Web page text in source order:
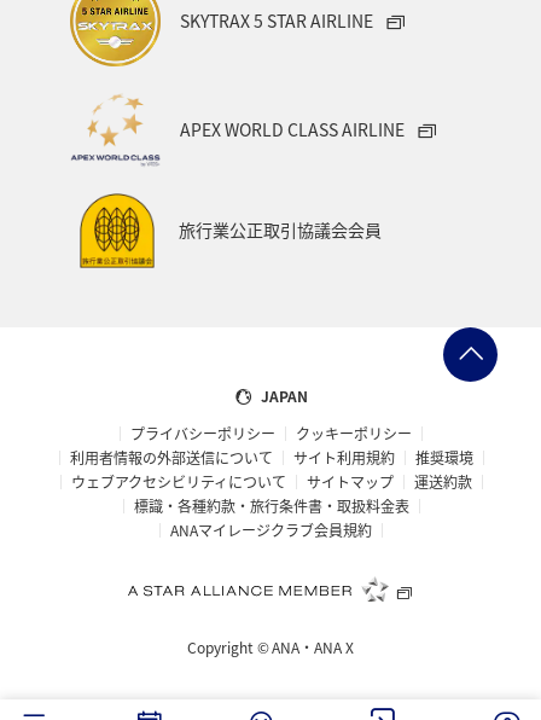
SKYTRAX 5 STAR AIRLINE
APEX WORLD CLASS AIRLINE
旅行業公正取引協議会会員
JAPAN
プライバシーポリシー
クッキーポリシー
利用者情報の外部送信について
サイト利用規約
推奨環境
ウェブアクセシビリティについて
サイトマップ
運送約款
標識・各種約款・旅行条件書・取扱料金表
ANAマイレージクラブ会員規約
Copyright ©ANA・ANA X